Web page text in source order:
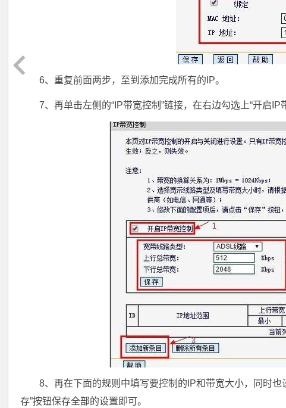
6、重复前面两步，至到添加完成所有的IP。
7、再单击左侧的“IP带宽控制”链接，在右边勾选上“开启IP
8、再在下面的规则中填写要控制的IP和带宽大小，同时也
存”按钮保存全部的设置即可。